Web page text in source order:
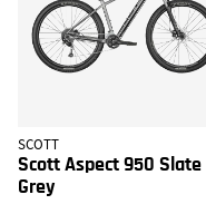
SCOTT
Scott Aspect 950 Slate
Grey